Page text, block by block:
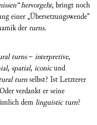
hervorgeht, bringt noch
einer „Übersetzungswende“
der turns.
turns–interpretive,
, spatial, iconicund
turnselbst? Ist Letzterer
verdankt er seine
demlinguistic turn?